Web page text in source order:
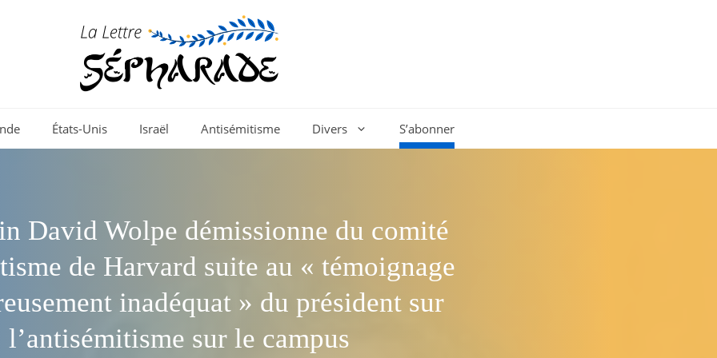
États-Unis Israël Antisémitisme Divers S’abonner
David Wolpe démissionne du comité
de Harvard suite au « témoignage
inadéquat » du président sur
l’antisémitisme sur le campus